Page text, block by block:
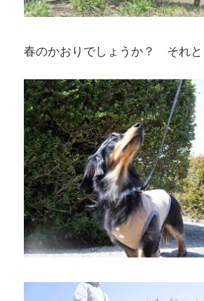
春のかおりでしょうか？ それと